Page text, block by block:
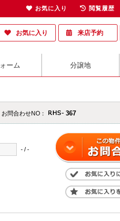
お気に入り 来店予約
ーム 分譲地
お問合わせNO： 367
- / -
お気に入り 閲覧履歴